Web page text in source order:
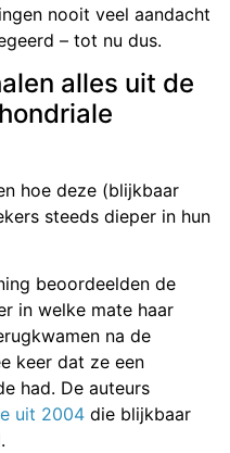
nooit veel aandacht
– tot nu dus.
alles uit de
hoe deze (blijkbaar
steeds dieper in hun
beoordeelden de
in welke mate haar
na de
keer dat ze een
had. De auteurs
uit 2004 die blijkbaar